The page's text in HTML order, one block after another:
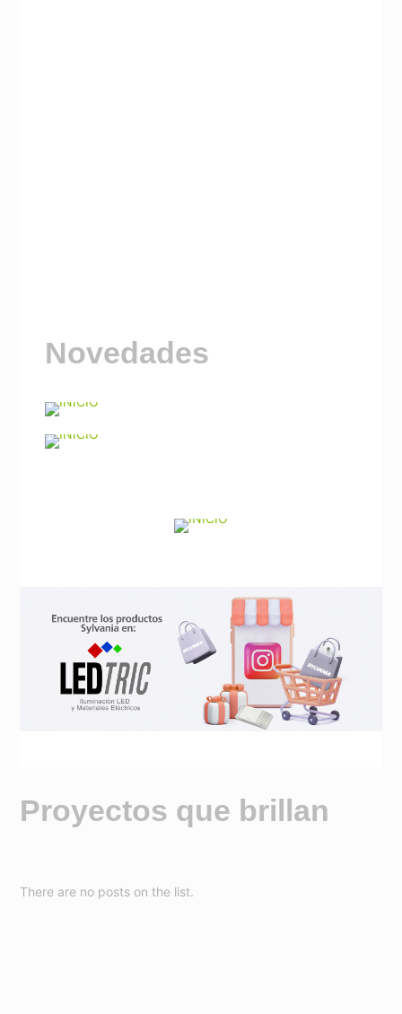
Novedades
Visitá nuestro Canal
Noticias
Proyectos que brillan
There are no posts on the list.